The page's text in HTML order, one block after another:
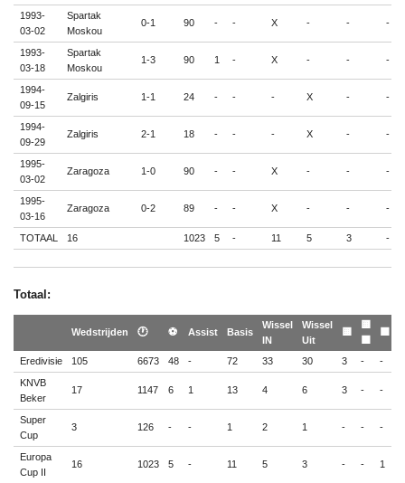
1993-
03-02
Spartak
Moskou
0-1 90 - - X - - -
1993-
03-18
Spartak
Moskou
1-3 90 1 - X - - -
1994-
09-15
Zalgiris 1-1 24 - - - X - -
1994-
09-29
Zalgiris 2-1 18 - - - X - -
1995-
03-02
Zaragoza 1-0 90 - - X - - -
1995-
03-16
Zaragoza 0-2 89 - - X - - -
TOTAAL 16 1023 5 - 11 5 3 -
Totaal:
Wedstrijden 🕐 ⚽ Assist Basis
Wissel
IN
Wissel
Uit
🟨
🟨
Eredivisie 105 6673 48 - 72 33 30 3 -
-
KNVB
Beker
17 1147 6 1 13 4 6 3 - -
Super
Cup
3 126 - - 1 2 1 - - -
Europa
Cup II
16 1023 5 - 11 5 3 - - 1